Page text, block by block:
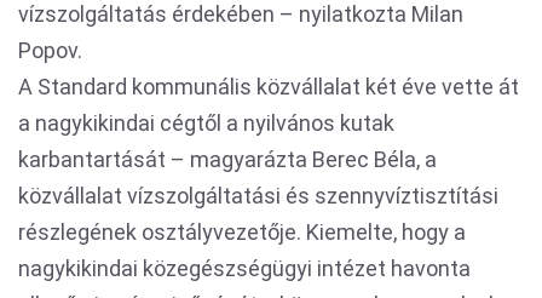
vízszolgáltatás érdekében – nyilatkozta Milan
Popov.
A Standard kommunális közvállalat két éve vette át
a nagykikindai cégtől a nyilvános kutak
karbantartását – magyarázta Berec Béla, a
közvállalat vízszolgáltatási és szennyvíztisztítási
részlegének osztályvezetője. Kiemelte, hogy a
nagykikindai közegészségügyi intézet havonta